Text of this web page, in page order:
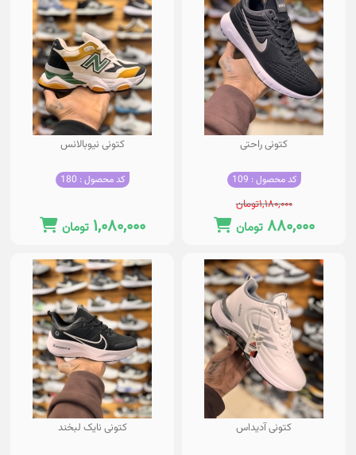
کتونی راحتی
کد محصول : 109
۱,۱۸۰,۰۰۰تومان
۸۸۰,۰۰۰ تومان
کتونی نیوبالانس
کد محصول : 180
۱,۰۸۰,۰۰۰ تومان
کتونی آدیداس کتونی نایک لبخند